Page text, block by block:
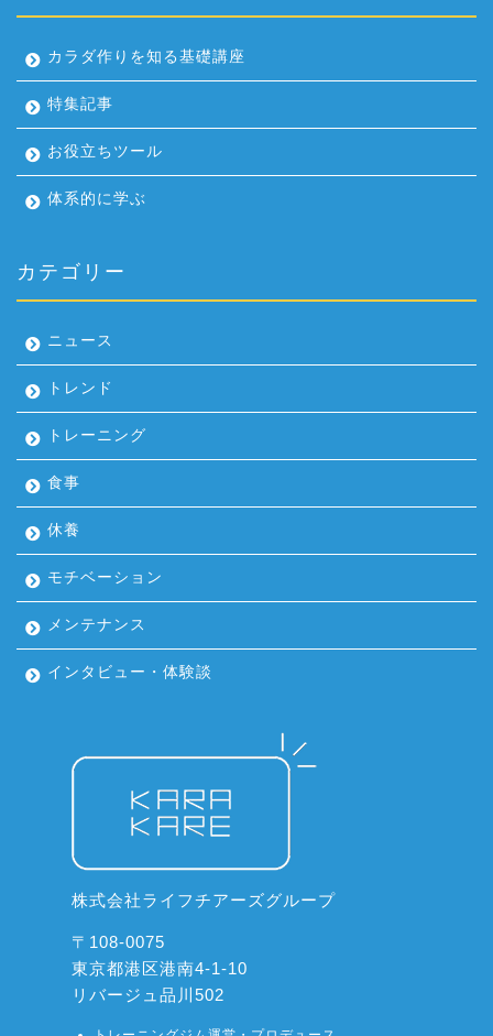
カラダ作りを知る基礎講座
特集記事
お役立ちツール
体系的に学ぶ
カテゴリー
ニュース
トレンド
トレーニング
食事
休養
モチベーション
メンテナンス
インタビュー・体験談
株式会社ライフチアーズグループ
〒108-0075
東京都港区港南4-1-10
リバージュ品川502